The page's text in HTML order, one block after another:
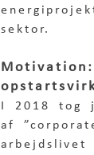
sektor.
I 2018 tog
af